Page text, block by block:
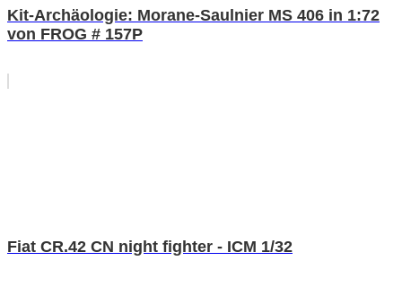
Kit-Archäologie: Morane-Saulnier MS 406 in 1:72
von FROG # 157P
Fiat CR.42 CN night fighter - ICM 1/32